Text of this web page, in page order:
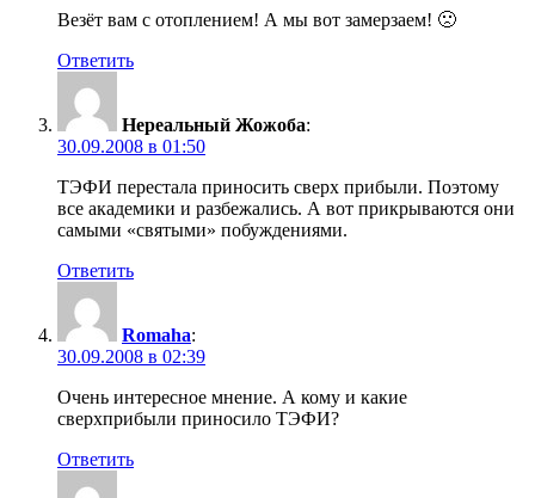
Везёт вам с отоплением! А мы вот замерзаем! 🙁
Ответить
Нереальный Жожоба:
30.09.2008 в 01:50
ТЭФИ перестала приносить сверх прибыли. Поэтому
все академики и разбежались. А вот прикрываются они
самыми «святыми» побуждениями.
Ответить
Romaha:
30.09.2008 в 02:39
Очень интересное мнение. А кому и какие
сверхприбыли приносило ТЭФИ?
Ответить